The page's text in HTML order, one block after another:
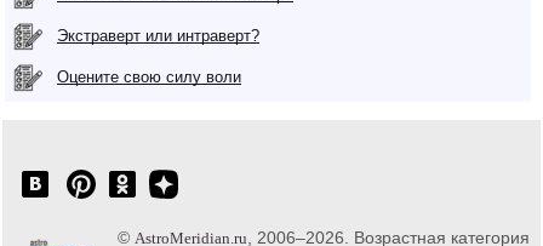
Экстраверт или интраверт?
Оцените свою силу воли
© AstroMeridian.ru , 2006–2026. Возрастная категория